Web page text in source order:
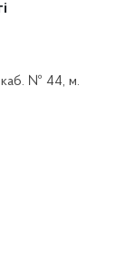
каб. № 44, м.